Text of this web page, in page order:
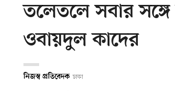
তলেতলে সবার
ওবায়দুল কাদের
নিজস্ব প্রতিবেদক ঢাকা